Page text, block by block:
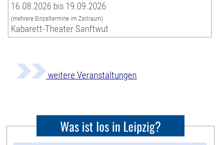
16.08.2026 bis 19.09.2026
(mehrere Einzeltermine im Zeitraum)
Kabarett-Theater Sanftwut
weitere Veranstaltungen
Was ist los in Leipzig?